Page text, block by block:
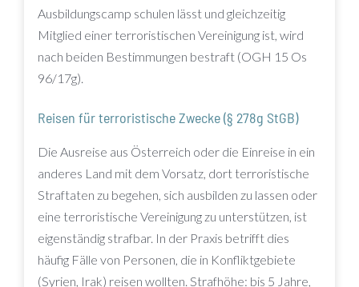
Ausbildungscamp schulen lässt und gleichzeitig
Mitglied einer terroristischen Vereinigung ist, wird
nach beiden Bestimmungen bestraft (OGH 15 Os
96/17g).
Reisen für terroristische Zwecke (§ 278g StGB)
Die Ausreise aus Österreich oder die Einreise in ein
anderes Land mit dem Vorsatz, dort terroristische
Straftaten zu begehen, sich ausbilden zu lassen oder
eine terroristische Vereinigung zu unterstützen, ist
eigenständig strafbar. In der Praxis betrifft dies
häufig Fälle von Personen, die in Konfliktgebiete
(Syrien, Irak) reisen wollten. Strafhöhe: bis 5 Jahre,